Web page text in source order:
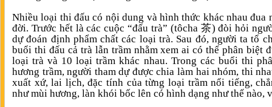
Nhiều loại thi đấu có nội dung và hình thức khác nhau đua
đời. Trước hết là các cuộc “đấu trà” (tôcha 茶) đòi hỏi
dự đoán định phẩm chất các loại trà. Sau đó, người ta tổ
buổi thi đấu cả trà lẫn trầm nhằm xem ai có thể phân biệt
loại trà và 10 loại trầm khác nhau. Trong các buổi thi
hương trầm, người tham dự được chia làm hai nhóm, thi
xuất xứ, lai lịch, đặc tính của từng loại trầm nổi tiếng,
như mùi hương, làn khói bốc lên có hình dạng như thế nào,